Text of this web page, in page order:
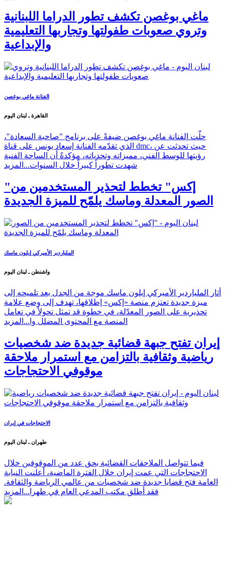
ماغي بوغصن تكشف تطور الدراما اللبنانية
وتروي صعوبات طفولتها وتجاربها التعليمية
والإبداعية
الفنانة ماغي بوغصن
القاهرة ـ لبنان اليوم
حلّت الفنانة ماغي بوغصن ضيفةً على برنامج "صاحبة السعادة"،
الذي تقدّمه الفنانة إسعاد يونس على قناة dmc، حيث تحدثت عن
رؤيتها للوسط الفني، مميزاته وتحدياته، مؤكدةً أن الساحة الفنية
شهدت تطوراً كبيراً خلال السنوات... المزيد
"إكس" تخطط لتحذير المستخدمين من
الصور المعدلة وماسك يلمّح للميزة الجديدة
الملياردير الأميركي إيلون ماسك
واشنطن ـ لبنان اليوم
أثار الملياردير الأميركي إيلون ماسك موجة من الجدل بعد تلميحه إلى
ميزة جديدة تعتزم منصة «إكس» إطلاقها، تهدف إلى وضع علامة
تحذيرية على الصور المعدّلة، في خطوة قد تمثل تحولاً في تعامل
المنصة مع المحتوى المضلل وا... المزيد
إيران تفتح جبهة قضائية جديدة ضد شخصيات
رياضية وثقافية بالتزامن مع استمرار ملاحقة
موقوفي الاحتجاجات
الاحتجاجات في إيران
طهران ـ لبنان اليوم
فيما تتواصل الملاحقات القضائية بحق عدد من الموقوفين خلال
الاحتجاجات التي عمت إيران خلال الفترة الماضية، أعلنت النيابة
العامة فتح قضايا جديدة ضد شخصيات من عالمي الرياضة والثقافة.
فقد أطلق مكتب المدعي العام في طهرا... المزيد